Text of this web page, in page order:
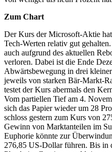
Zum Chart
Der Kurs der Microsoft-Aktie
Tech-Werten relativ gut
auch aufgrund des aktuellen
verloren. Dabei ist die Ende
Abwärtsbewegung in drei
jeweils von starken Bär-Markt-
testet der Kurs abermals den
Vom partiellen Tief am 4.
sich das Papier wieder um 28
schloss gestern zum Kurs von
Gewinn von Marktanteilen im
Euphorie könnte zur
276,85 US-Dollar führen. Bis in